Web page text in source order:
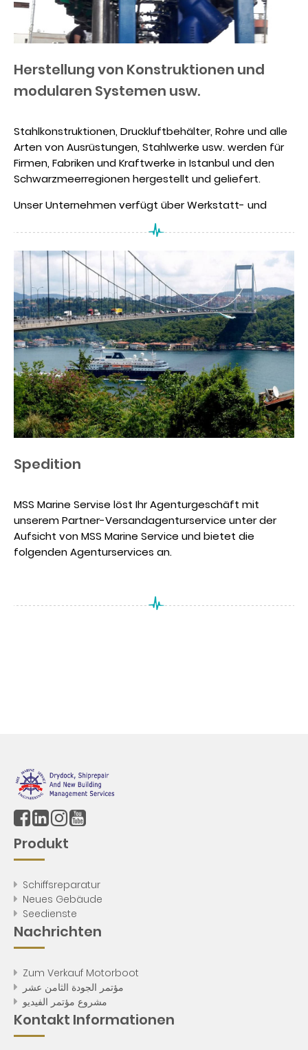
Herstellung von Konstruktionen und
modularen Systemen usw.
Stahlkonstruktionen, Druckluftbehälter, Rohre und alle
Arten von Ausrüstungen, Stahlwerke usw. werden für
Firmen, Fabriken und Kraftwerke in Istanbul und den
Schwarzmeerregionen hergestellt und geliefert.
Unser Unternehmen verfügt über Werkstatt- und
Schweißerzertifikate, die von seriösen Institutionen
wie DNV-GL WWA, ISO und ISOCAL in der maritimen
Gemeinschaft erworben wurden.
Spedition
MSS Marine Servise löst Ihr Agenturgeschäft mit
unserem Partner-Versandagenturservice unter der
Aufsicht von MSS Marine Service und bietet die
folgenden Agenturservices an.
Produkt
Schiffsreparatur
Neues Gebäude
Seedienste
Nachrichten
Zum Verkauf Motorboot
مؤتمر الجودة الثامن عشر
مشروع مؤتمر الفيديو
Kontakt Informationen